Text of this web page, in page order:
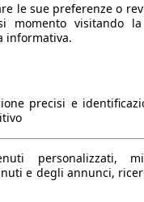
le sue preferenze o
momento visitando la
informativa.
precisi e
personalizzati,
e degli annunci,